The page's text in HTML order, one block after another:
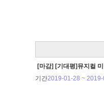
[마감] [기대평]뮤지컬
기간2019-01-28 ~